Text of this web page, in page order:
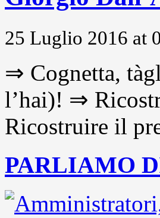
25 Luglio 2016 at
⇒ Cognetta,
l’hai)! ⇒
Ricostruire il
PARLIAMO